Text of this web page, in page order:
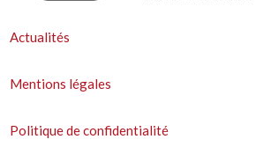
Actualités
Mentions légales
Politique de confidentialité